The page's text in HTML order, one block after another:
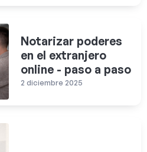
Notarizar poderes
en el extranjero
online - paso a paso
2 diciembre 2025